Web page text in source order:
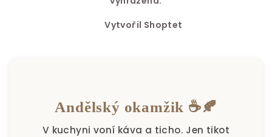
Vytvořil Shoptet
Andělský okamžik ☕🍂
V kuchyni voní káva a ticho. Jen tikot